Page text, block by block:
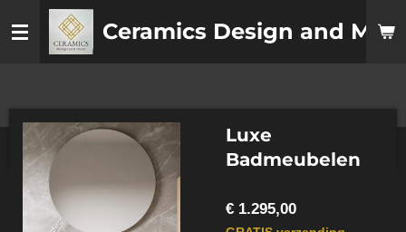
direct
Ceramics Design and
Luxe
Badmeubelen
€ 1.295,00